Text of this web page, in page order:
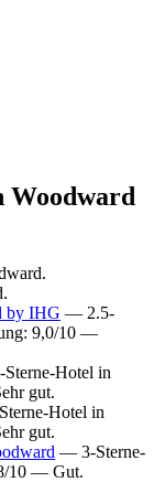
Woodward
by IHG — 2.5-
9,0/10 —
Hotel in
gut.
Hotel in
gut.
— 3-Sterne-
10 — Gut.